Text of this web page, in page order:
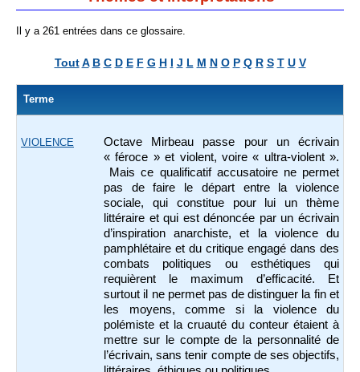
Il y a 261 entrées dans ce glossaire.
Tout A B C D E F G H I J L M N O P Q R S T U V
Terme
VIOLENCE
Octave Mirbeau passe pour un écrivain
« féroce » et violent, voire « ultra-violent ».
Mais ce qualificatif accusatoire ne permet
pas de faire le départ entre la violence
sociale, qui constitue pour lui un thème
littéraire et qui est dénoncée par un écrivain
d’inspiration anarchiste, et la violence du
pamphlétaire et du critique engagé dans des
combats politiques ou esthétiques qui
requièrent le maximum d’efficacité. Et
surtout il ne permet pas de distinguer la fin et
les moyens, comme si la violence du
polémiste et la cruauté du conteur étaient à
mettre sur le compte de la personnalité de
l’écrivain, sans tenir compte de ses objectifs,